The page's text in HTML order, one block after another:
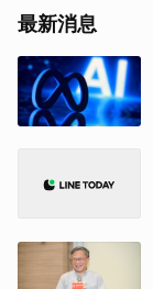
最新消息